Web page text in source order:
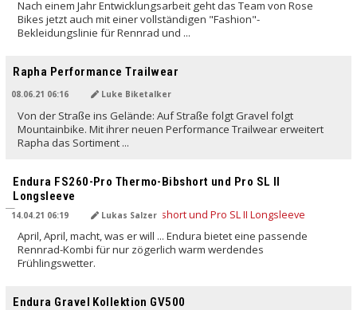
Nach einem Jahr Entwicklungsarbeit geht das Team von Rose
Bikes jetzt auch mit einer vollständigen "Fashion"-
Bekleidungslinie für Rennrad und ...
Rapha Performance Trailwear
08.06.21 06:16 Luke Biketalker
Von der Straße ins Gelände: Auf Straße folgt Gravel folgt
Mountainbike. Mit ihrer neuen Performance Trailwear erweitert
Rapha das Sortiment ...
Endura FS260-Pro Thermo-Bibshort und Pro SL II
Longsleeve
14.04.21 06:19 Lukas Salzer
April, April, macht, was er will ... Endura bietet eine passende
Rennrad-Kombi für nur zögerlich warm werdendes
Frühlingswetter.
Endura Gravel Kollektion GV500